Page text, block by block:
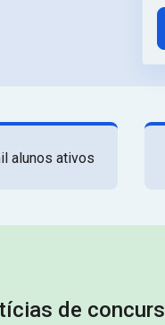
alunos ativos
de